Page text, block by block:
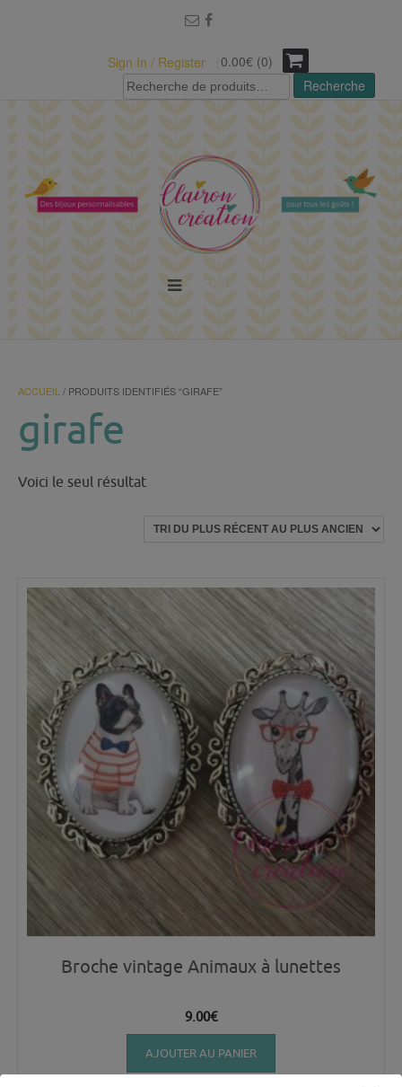
Sign In / Register
0.00€ (0)
Recherche
pour :
Recherche
ACCUEIL / PRODUITS IDENTIFIÉS “GIRAFE”
girafe
Voici le seul résultat
Broche vintage Animaux à lunettes
9.00€
AJOUTER AU PANIER